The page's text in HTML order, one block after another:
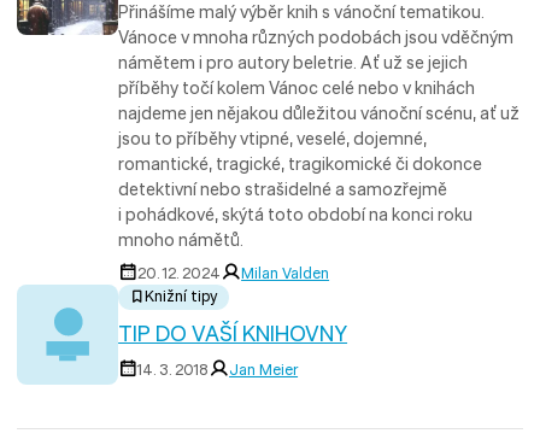
Přinášíme malý výběr knih s vánoční tematikou.
Vánoce v mnoha různých podobách jsou vděčným
námětem i pro autory beletrie. Ať už se jejich
příběhy točí kolem Vánoc celé nebo v knihách
najdeme jen nějakou důležitou vánoční scénu, ať už
jsou to příběhy vtipné, veselé, dojemné,
romantické, tragické, tragikomické či dokonce
detektivní nebo strašidelné a samozřejmě
i pohádkové, skýtá toto období na konci roku
mnoho námětů.
20. 12. 2024
Milan Valden
Knižní tipy
TIP DO VAŠÍ KNIHOVNY
14. 3. 2018 Jan Meier